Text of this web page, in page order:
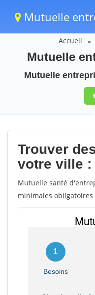
Mutuelle
Accueil
Mutuelle
Mutuelle
Trouver
votre ville :
Mutuelle santé
minimales obligatoires